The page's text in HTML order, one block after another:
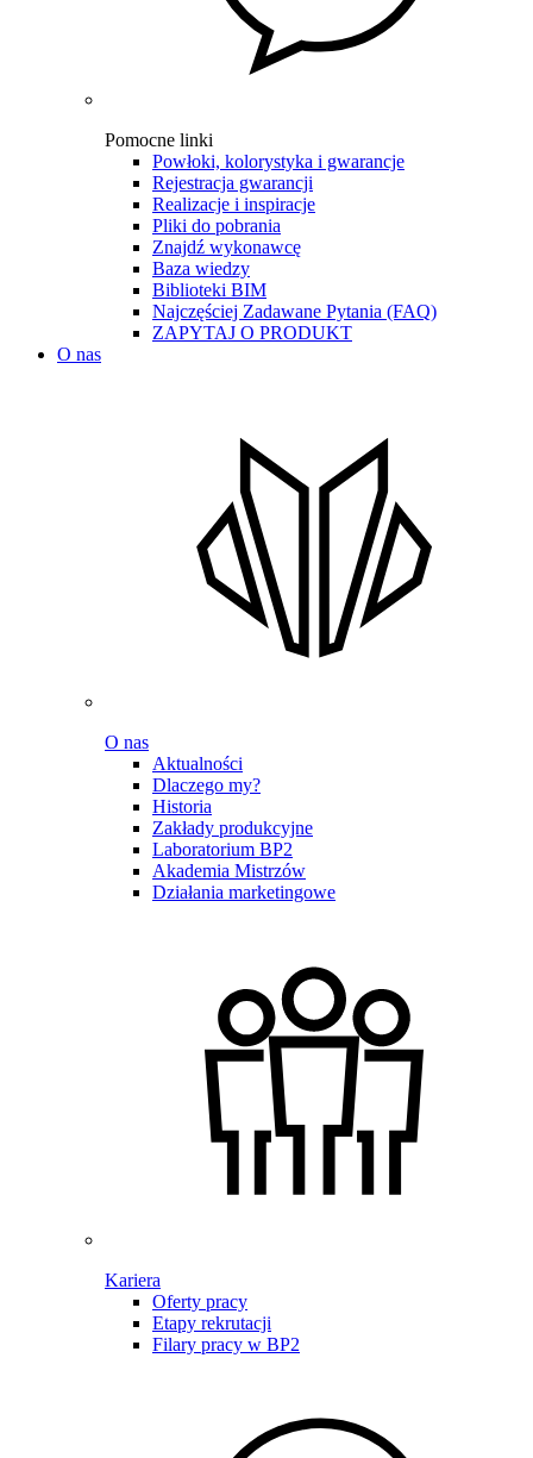
Pomocne linki
Powłoki, kolorystyka i gwarancje
Rejestracja gwarancji
Realizacje i inspiracje
Pliki do pobrania
Znajdź wykonawcę
Baza wiedzy
Biblioteki BIM
Najczęściej Zadawane Pytania (FAQ)
ZAPYTAJ O PRODUKT
O nas
O nas
Aktualności
Dlaczego my?
Historia
Zakłady produkcyjne
Laboratorium BP2
Akademia Mistrzów
Działania marketingowe
Kariera
Oferty pracy
Etapy rekrutacji
Filary pracy w BP2